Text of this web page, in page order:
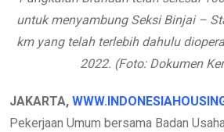
untuk menyambung Seksi Binjai –
km yang telah terlebih dahulu
2022. (Foto: Dokumen
JAKARTA,
Pekerjaan Umum bersama Badan